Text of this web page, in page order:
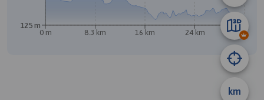
km
0 m 8.3 km 16 km 24 km 33 km
125 m